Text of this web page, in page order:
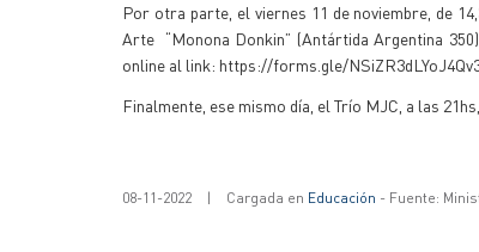
Por otra parte, el viernes 11 de noviembre, de
Arte “Monona Donkin” (Antártida Argentina
online al link: https://forms.gle/
Finalmente, ese mismo día, el Trío MJC, a las
08-11-2022 | Cargada en Educación - Fuente: